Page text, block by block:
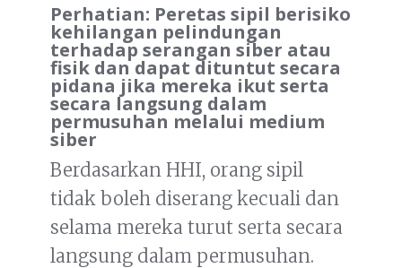
Perhatian: Peretas sipil berisiko
kehilangan pelindungan
terhadap serangan siber atau
fisik dan dapat dituntut secara
pidana jika mereka ikut serta
secara langsung dalam
permusuhan melalui medium
siber
Berdasarkan HHI, orang sipil
tidak boleh diserang kecuali dan
selama mereka turut serta secara
langsung dalam permusuhan.